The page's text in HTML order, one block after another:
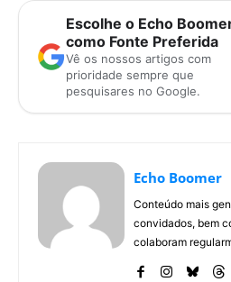
Escolhe o Echo
como Fonte Preferida
Vê os nossos artigos com
prioridade sempre que
pesquisares no Google.
Echo Boomer
Conteúdo mais
convidados, bem
colaboram